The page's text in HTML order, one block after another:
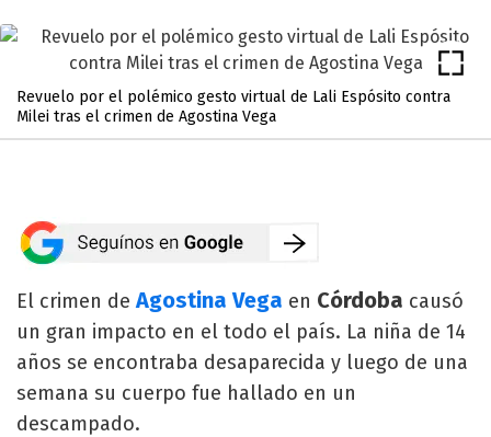
Revuelo por el polémico gesto virtual de Lali Espósito contra
Milei tras el crimen de Agostina Vega
El crimen deAgostina Vega en Córdoba causó
un gran impacto en el todo el país. La niña de 14
años se encontraba desaparecida y luego de una
semana su cuerpo fue hallado en un
descampado.